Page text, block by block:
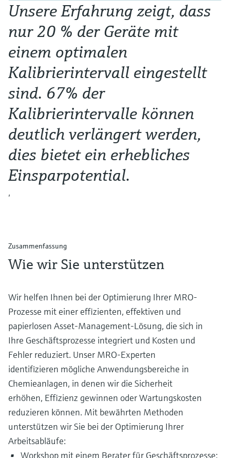
Unsere Erfahrung zeigt, dass
nur 20 % der Geräte mit
einem optimalen
Kalibrierintervall eingestellt
sind. 67% der
Kalibrierintervalle können
deutlich verlängert werden,
dies bietet ein erhebliches
Einsparpotential.
,
Zusammenfassung
Wie wir Sie unterstützen
Wir helfen Ihnen bei der Optimierung Ihrer MRO-
Prozesse mit einer effizienten, effektiven und
papierlosen Asset-Management-Lösung, die sich in
Ihre Geschäftsprozesse integriert und Kosten und
Fehler reduziert. Unser MRO-Experten
identifizieren mögliche Anwendungsbereiche in
Chemieanlagen, in denen wir die Sicherheit
erhöhen, Effizienz gewinnen oder Wartungskosten
reduzieren können. Mit bewährten Methoden
unterstützen wir Sie bei der Optimierung Ihrer
Arbeitsabläufe:
Workshop mit einem Berater für Geschäftsprozesse: